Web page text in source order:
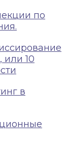
по
или 10
в